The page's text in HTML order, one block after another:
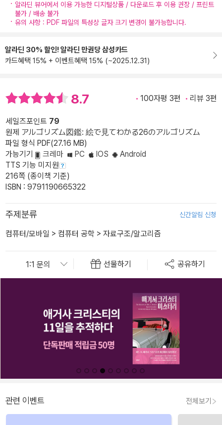
알라딘 뷰어에서 이용 가능한 디지털상품 / 다운로드 후 이용 권장 / 프린트
불가 / 배송 불가
유의 사항 : PDF 파일의 특성상 글자 크기 변경이 불가능합니다.
알라딘 30% 할인! 알라딘 만권당 삼성카드
카드혜택 15% + 이벤트혜택 15% (~2025.12.31)
8.7 100자평 3편 리뷰 3편
세일즈포인트 79
원제 アルゴリズム図鑑: 絵で見てわかる26のアルゴリズム
파일 형식 PDF(27.16 MB)
가능기기
크레마 PC IOS
Android
TTS 기능 미지원
216쪽 (종이책 기준)
ISBN : 9791190665322
주제분류 신간알림 신청
컴퓨터/모바일 > 컴퓨터 공학 > 자료구조/알고리즘
선물하기 공유하기
관련 이벤트 전체보기